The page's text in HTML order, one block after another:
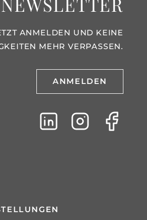
ANMELDEN UND KEINE
MEHR VERPASSEN.
ANMELDEN